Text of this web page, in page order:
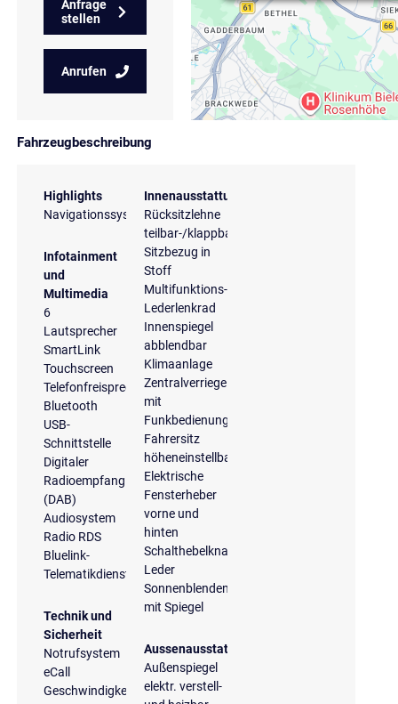
Anfrage
stellen
Anrufen
Fahrzeugbeschreibung
Highlights
Navigationssystem
Infotainment
und
Multimedia
6
Lautsprecher
SmartLink
Touchscreen
Telefonfreisprecheinrichtung
Bluetooth
USB-
Schnittstelle
Digitaler
Radioempfang
(DAB)
Audiosystem
Radio RDS
Bluelink-
Telematikdienste
Technik und
Sicherheit
Notrufsystem
eCall
Geschwindigkeitsregelanlage
Innenausstattung
Rücksitzlehne
teilbar-/klappbar
Sitzbezug in
Stoff
Multifunktions-
Lederlenkrad
Innenspiegel
abblendbar
Klimaanlage
Zentralverriegelung
mit
Funkbedienung
Fahrersitz
höheneinstellbar
Elektrische
Fensterheber
vorne und
hinten
Schalthebelknauf
Leder
Sonnenblenden
mit Spiegel
Aussenausstattung
Außenspiegel
elektr. verstell-